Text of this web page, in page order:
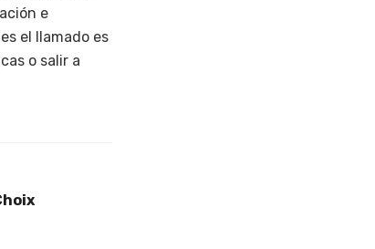
e
el llamado es
o salir a